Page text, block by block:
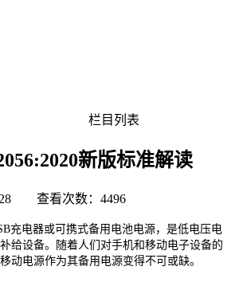
栏目列表
新版标准解读
28 查看次数：4496
充电器或可携式备用电池电源，是低电压电
给设备。随着人们对手机和移动电子设备的
动电源作为其备用电源变得不可或缺。